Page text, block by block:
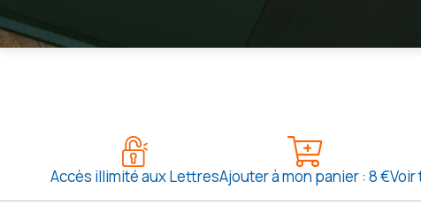
Accès illimité aux LettresAjouter à mon panier : 8 €